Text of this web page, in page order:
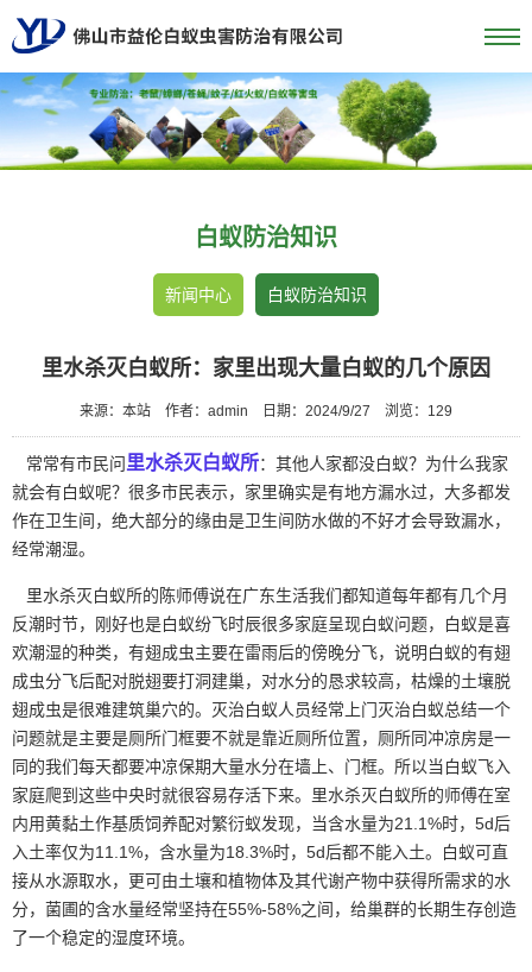
白蚁防治知识
新闻中心 白蚁防治知识
里水杀灭白蚁所：家里出现大量白蚁的几个原因
来源：本站 作者：admin 日期：2024/9/27 浏览： 129
常常有市民问 里水杀灭白蚁所：其他人家都没白蚁？为什么我家
就会有白蚁呢？很多市民表示，家里确实是有地方漏水过，大多都发
作在卫生间，绝大部分的缘由是卫生间防水做的不好才会导致漏水，
经常潮湿。
里水杀灭白蚁所的陈师傅说在广东生活我们都知道每年都有几个月
反潮时节，刚好也是白蚁纷飞时辰很多家庭呈现白蚁问题，白蚁是喜
欢潮湿的种类，有翅成虫主要在雷雨后的傍晚分飞，说明白蚁的有翅
成虫分飞后配对脱翅要打洞建巢，对水分的恳求较高，枯燥的土壤脱
翅成虫是很难建筑巢穴的。灭治白蚁人员经常上门灭治白蚁总结一个
问题就是主要是厕所门框要不就是靠近厕所位置，厕所同冲凉房是一
同的我们每天都要冲凉保期大量水分在墙上、门框。所以当白蚁飞入
家庭爬到这些中央时就很容易存活下来。里水杀灭白蚁所的师傅在室
内用黄黏土作基质饲养配对繁衍蚁发现，当含水量为21.1%时，5d后
入土率仅为11.1%，含水量为18.3%时，5d后都不能入土。白蚁可直
接从水源取水，更可由土壤和植物体及其代谢产物中获得所需求的水
分，菌圃的含水量经常坚持在55%-58%之间，给巢群的长期生存创造
了一个稳定的湿度环境。